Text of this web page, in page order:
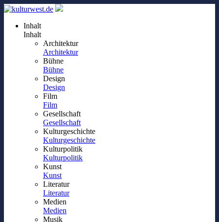
Inhalt
Inhalt
Architektur
Architektur
Bühne
Bühne
Design
Design
Film
Film
Gesellschaft
Gesellschaft
Kulturgeschichte
Kulturgeschichte
Kulturpolitik
Kulturpolitik
Kunst
Kunst
Literatur
Literatur
Medien
Medien
Musik